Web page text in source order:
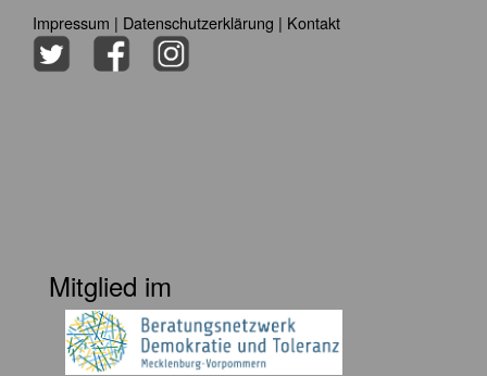
Impressum | Datenschutzerklärung | Kontakt
Mitglied im